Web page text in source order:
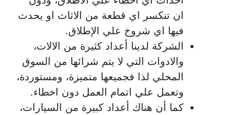
ان تنكسر اي قطعة من الاثاث او يحدث
فيها اي شروخ علي الإطلاق.
الشركة لدينا أعداد كثيرة من الالات،
والادوات التي لا يتم شرائها من السوق
المحلي لذا فجميعها متميزة، ومستوردة،
وتعمل علي اتمام العمل دون اخطاء.
كما أن هناك أعداد كبيرة من السيارات،